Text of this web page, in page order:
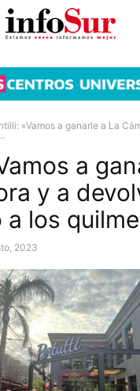
«Vamos a ganarle a La
a
y a
a los
2023